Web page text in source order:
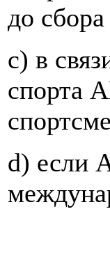
до
c) в
спорта
d) если